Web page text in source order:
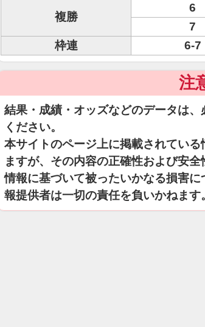
複勝
6
7
枠連
6-7
注
結果・成績・オッズなどのデータは
ください。
本サイトのページ上に掲載されてい
ますが、その内容の正確性および安
情報に基づいて被ったいかなる損害
報提供者は一切の責任を負いかねます